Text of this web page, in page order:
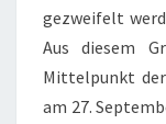
gezweifelt
Aus diesem
Mittelpunkt
am 27.